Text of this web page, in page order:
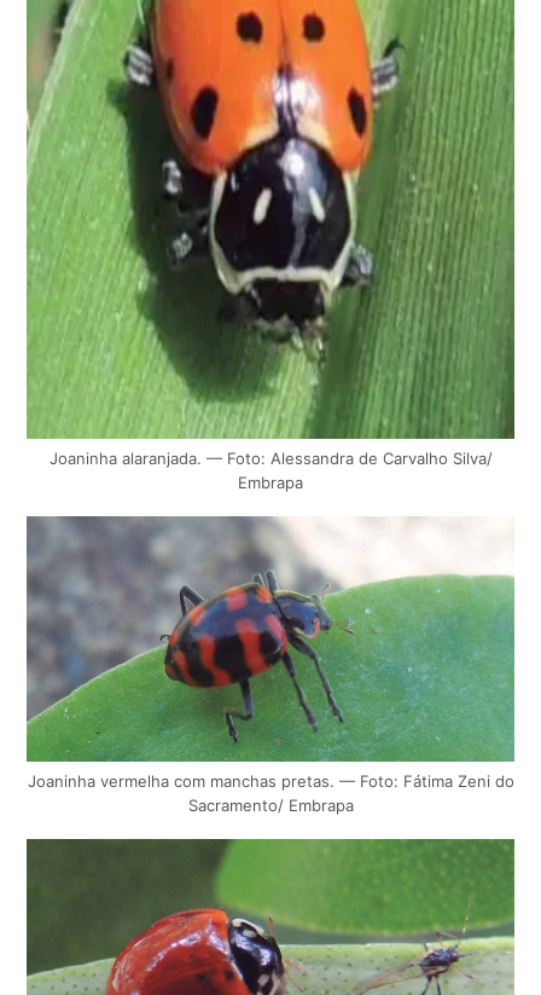
Joaninha alaranjada. — Foto: Alessandra de Carvalho Silva/
Embrapa
Joaninha vermelha com manchas pretas. — Foto: Fátima Zeni do
Sacramento/ Embrapa